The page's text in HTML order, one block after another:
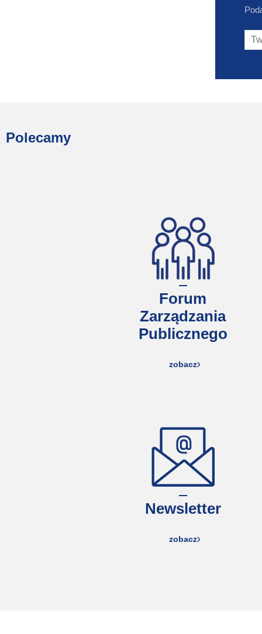
Polecamy
Forum
Zarządzania
Publicznego
zobacz
Newsletter
zobacz